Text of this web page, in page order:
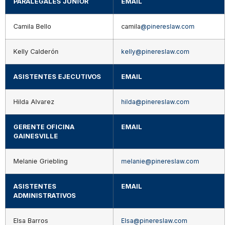
Camila Bello camila@pinereslaw.com
Kelly Calderón kelly@pinereslaw.com
ASISTENTES EJECUTIVOS EMAIL
Hilda Alvarez hilda@pinereslaw.com
GERENTE OFICINA
GAINESVILLE​
EMAIL
Melanie Griebling​ melanie@pinereslaw.com
ASISTENTES
ADMINISTRATIVOS
EMAIL
Elsa Barros Elsa@pinereslaw.com